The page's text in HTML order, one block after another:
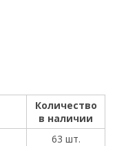
Количество
в наличии
63 шт.